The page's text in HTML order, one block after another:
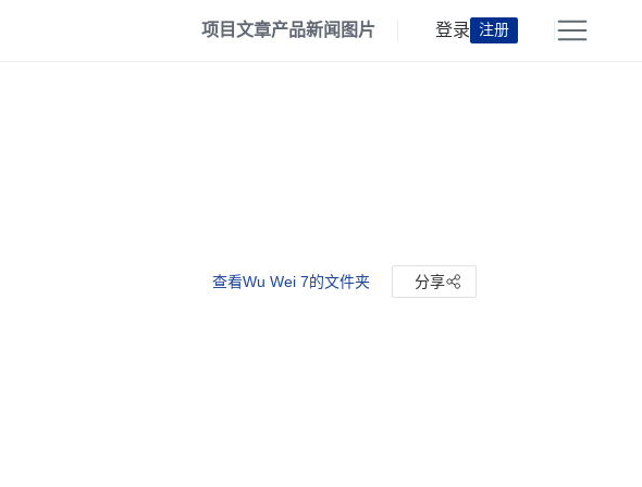
项目文章产品新闻 图片 登录 注册
查看Wu Wei 7的文件夹 分享